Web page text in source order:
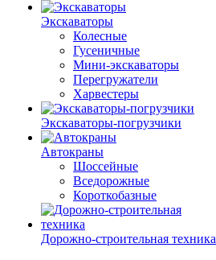
Экскаваторы
Колесные
Гусеничные
Мини-экскаваторы
Перегружатели
Харвестеры
Экскаваторы-погрузчики
Автокраны
Шоссейные
Вседорожные
Короткобазные
Дорожно-строительная техника